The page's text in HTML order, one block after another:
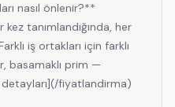
nasıl önlenir?**
tanımlandığında, her
iş ortakları için farklı
basamaklı prim —
detayları](/fiyatlandirma)